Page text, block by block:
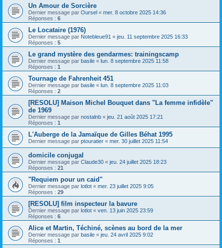
Un Amour de Sorcière
Dernier message par Oursel « mer. 8 octobre 2025 14:36
Réponses : 6
Le Locataire (1976)
Dernier message par Notebleue91 « jeu. 11 septembre 2025 16:33
Réponses : 5
Le grand mystère des gendarmes: trainingscamp
Dernier message par basile « lun. 8 septembre 2025 11:58
Réponses : 1
Tournage de Fahrenheit 451
Dernier message par basile « lun. 8 septembre 2025 11:03
Réponses : 2
[RESOLU] Maison Michel Bouquet dans "La femme infidèle"
de 1969
Dernier message par nostalnb « jeu. 21 août 2025 17:21
Réponses : 1
L'Auberge de la Jamaïque de Gilles Béhat 1995
Dernier message par ptouratier « mer. 30 juillet 2025 11:54
domicile conjugal
Dernier message par Claude30 « jeu. 24 juillet 2025 18:23
Réponses : 21
"Requiem pour un caid"
Dernier message par lotlot « mer. 23 juillet 2025 9:05
Réponses : 29
[RESOLU] film inspecteur la bavure
Dernier message par lotlot « ven. 13 juin 2025 23:59
Réponses : 6
Alice et Martin, Téchiné, scènes au bord de la mer
Dernier message par basile « jeu. 24 avril 2025 9:02
Réponses : 1